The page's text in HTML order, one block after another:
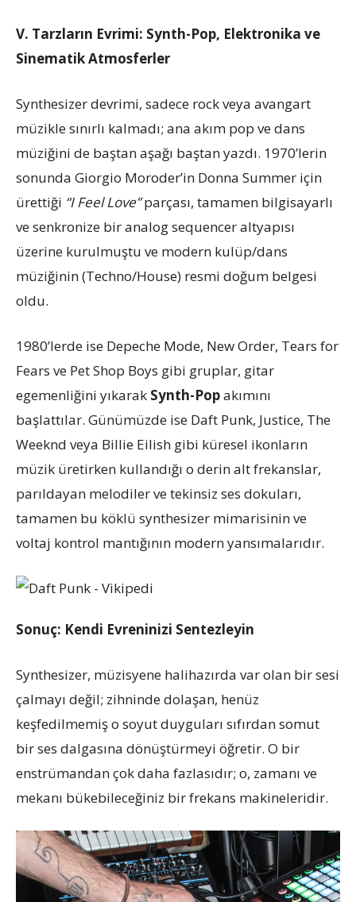
V. Tarzların Evrimi: Synth-Pop, Elektronika ve
Sinematik Atmosferler
Synthesizer devrimi, sadece rock veya avangart
müzikle sınırlı kalmadı; ana akım pop ve dans
müziğini de baştan aşağı baştan yazdı. 1970’lerin
sonunda Giorgio Moroder’in Donna Summer için
ürettiği “I Feel Love”parçası, tamamen bilgisayarlı
ve senkronize bir analog sequencer altyapısı
üzerine kurulmuştu ve modern kulüp/dans
müziğinin (Techno/House) resmi doğum belgesi
oldu.
1980’lerde ise Depeche Mode, New Order, Tears for
Fears ve Pet Shop Boys gibi gruplar, gitar
egemenliğini yıkarak Synth-Popakımını
başlattılar. Günümüzde ise Daft Punk, Justice, The
Weeknd veya Billie Eilish gibi küresel ikonların
müzik üretirken kullandığı o derin alt frekanslar,
parıldayan melodiler ve tekinsiz ses dokuları,
tamamen bu köklü synthesizer mimarisinin ve
voltaj kontrol mantığının modern yansımalarıdır.
Sonuç: Kendi Evreninizi Sentezleyin
Synthesizer, müzisyene halihazırda var olan bir sesi
çalmayı değil; zihninde dolaşan, henüz
keşfedilmemiş o soyut duyguları sıfırdan somut
bir ses dalgasına dönüştürmeyi öğretir. O bir
enstrümandan çok daha fazlasıdır; o, zamanı ve
mekanı bükebileceğiniz bir frekans makineleridir.